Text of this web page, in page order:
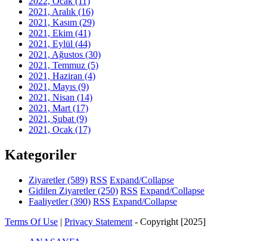
2021, Aralık (16)
2021, Kasım (29)
2021, Ekim (41)
2021, Eylül (44)
2021, Ağustos (30)
2021, Temmuz (5)
2021, Haziran (4)
2021, Mayıs (9)
2021, Nisan (14)
2021, Mart (17)
2021, Şubat (9)
2021, Ocak (17)
Kategoriler
Ziyaretler(589) RSS Expand/Collapse
Gidilen Ziyaretler(250) RSS Expand/Collapse
Faaliyetler(390) RSS Expand/Collapse
Terms Of Use | Privacy Statement - Copyright [2025]